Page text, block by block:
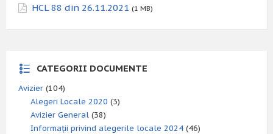
HCL 88 din 26.11.2021 (1 MB)
CATEGORII DOCUMENTE
Avizier (104)
Alegeri Locale 2020 (3)
Avizier General (38)
Informații privind alegerile locale 2024 (46)